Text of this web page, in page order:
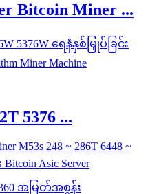
Bitcoin Miner ...
5376 ...